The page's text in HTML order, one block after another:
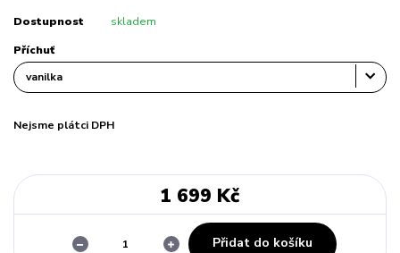
Dostupnost skladem
Příchuť
Nejsme plátci DPH
1 699 Kč
Přidat do košíku